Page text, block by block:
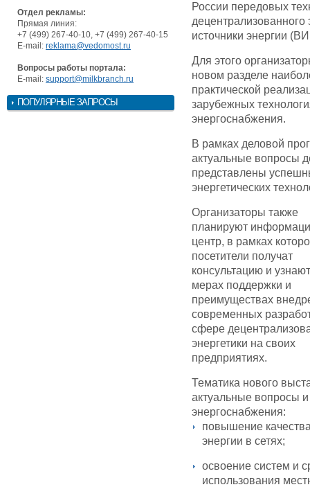
Отдел рекламы:
Прямая линия:
+7 (499) 267-40-10, +7 (499) 267-40-15
E-mail: reklama@vedomost.ru
Вопросы работы портала:
E-mail: support@milkbranch.ru
ПОПУЛЯРНЫЕ ЗАПРОСЫ
России передовых
источники энергии
Для этого
новом разделе
практической
зарубежных
энергоснабжения.
В рамках деловой
актуальные вопросы
представлены
энергетических
Организаторы также
планируют
центр, в рамках
посетители получат
консультацию и
мерах поддержки и
преимуществах
современных
сфере
энергетики на своих
предприятиях.
Тематика нового
актуальные вопросы
энергоснабжения:
повышение
энергии в сетях;
освоение систем и
использования